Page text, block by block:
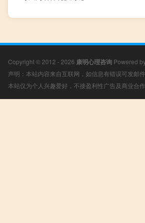
Copyright © 2012 - 2026 康明心理咨询 Powered
声明：本站内容来自互联网，如信息有错误可发邮
本站仅为个人兴趣爱好，不接盈利性广告及商业合作